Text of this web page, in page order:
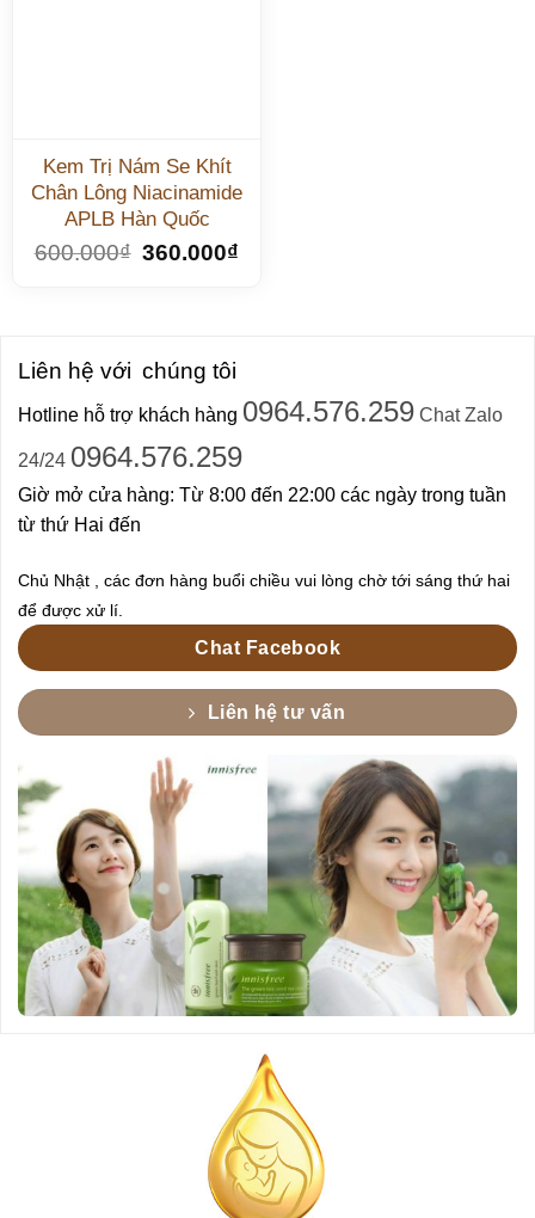
Kem Trị Nám Se Khít
Chân Lông Niacinamide
APLB Hàn Quốc
600.000₫ 360.000₫
Liên hệ với chúng tôi
Hotline hỗ trợ khách hàng 0964.576.259Chat Zalo
24/24 0964.576.259
Giờ mở cửa hàng: Từ 8:00 đến 22:00 các ngày trong tuần
từ thứ Hai đến
Chủ Nhật , các đơn hàng buổi chiều vui lòng chờ tới sáng thứ hai
để được xử lí.
Chat Facebook
Liên hệ tư vấn